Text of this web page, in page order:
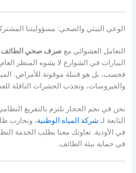
الوعي البيئي والصحي: مسؤوليتنا
التعامل العشوائي مع صرف صحي الطائف
البيارات في الشوارع لا يشوه المنظر العام
فحسب، بل هو قنبلة موقوتة للأمراض.
والفيروسات، وتجذب الحشرات الناقلة
نحن في نجم الحجاز نلتزم بالتفريغ
التابعة لـ شركة المياه الوطنية، ونحارب
في الأودية. تعاونك معنا بطلب الخدمة
في حماية بيئة الطائف.